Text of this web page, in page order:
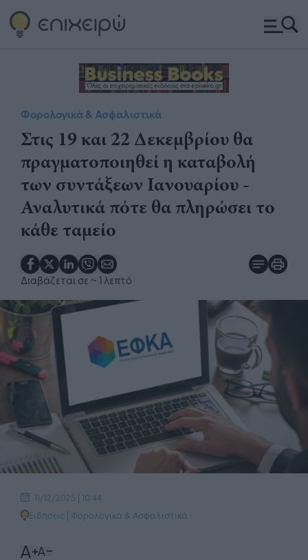
Φορολογικά & Ασφαλιστικά
Στις 19 και 22 Δεκεμβρίου θα
πραγματοποιηθεί η καταβολή
των συντάξεων Ιανουαρίου -
Αναλυτικά πότε θα πληρώσει το
κάθε ταμείο
Διαβάζεται σε ~ 1 λεπτό
11/12/2025 | 10:44
Ειδήσεις | Φορολογικά & Ασφαλιστικά